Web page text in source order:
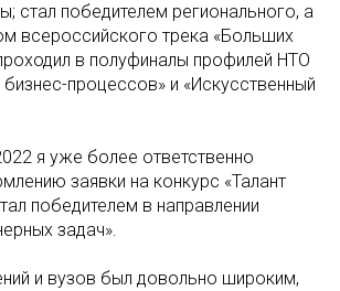
стал победителем регионального, а
всероссийского трека «Больших
в полуфиналы профилей НТО
процессов» и «Искусственный
я уже более ответственно
заявки на конкурс «Талант
победителем в направлении
задач».
и вузов был довольно широким,